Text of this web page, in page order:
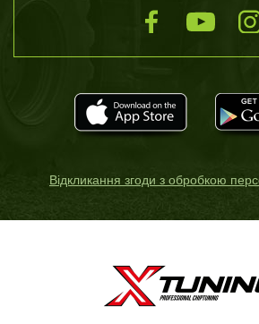
Відкликання згоди з обробкою